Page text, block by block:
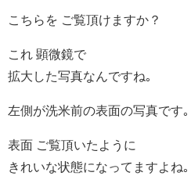
こちらを ご覧頂けますか？
これ 顕微鏡で
拡大した写真なんですね｡
左側が洗米前の表面の写真です｡
表面 ご覧頂いたように
きれいな状態になってますよね｡